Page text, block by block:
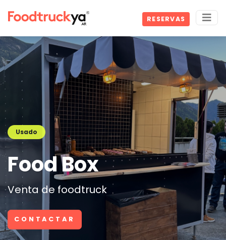
RESERVAS
Usado
Food Box
Venta de foodtruck
CONTACTAR